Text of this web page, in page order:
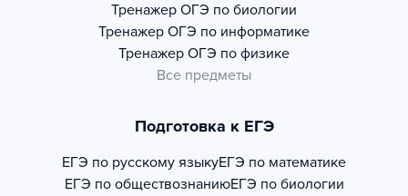
Тренажер ОГЭ по биологии
Тренажер ОГЭ по информатике
Тренажер ОГЭ по физике
Все предметы
Подготовка к ЕГЭ
ЕГЭ по русскому языкуЕГЭ по математике
ЕГЭ по обществознаниюЕГЭ по биологии